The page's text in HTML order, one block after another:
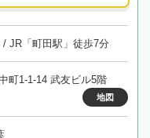
JR「町田駅」徒歩7分
町1-1-14 武友ビル5階
地図